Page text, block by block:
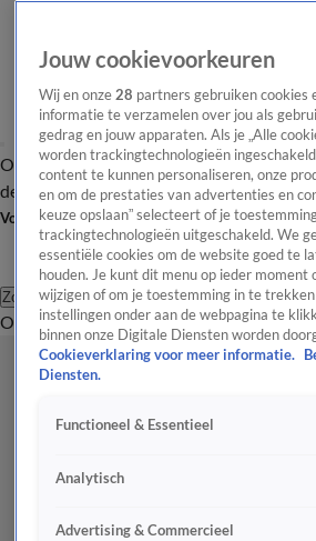
OverzichtAfleveringen Entertainment
de redactieNieuwsbrief
Volg Shownieuws
Zoeken
OverzichtEntertainmentSpraakmakend
Jouw cookievoorkeuren
Wij en onze 28 partners gebruiken cookies
informatie te verzamelen over jou als
gedrag en jouw apparaten. Als je „Alle
worden trackingtechnologieën
content te kunnen personaliseren, onze
en om de prestaties van advertenties en
keuze opslaan” selecteert of je
trackingtechnologieën uitgeschakeld. We
essentiële cookies om de website goed te
houden. Je kunt dit menu op ieder moment
wijzigen of om je toestemming in te
instellingen onder aan de webpagina te
binnen onze Digitale Diensten worden
Cookieverklaring voor meer informatie.
Diensten.
Functioneel & Essentieel
Analytisch
Advertising & Commercieel